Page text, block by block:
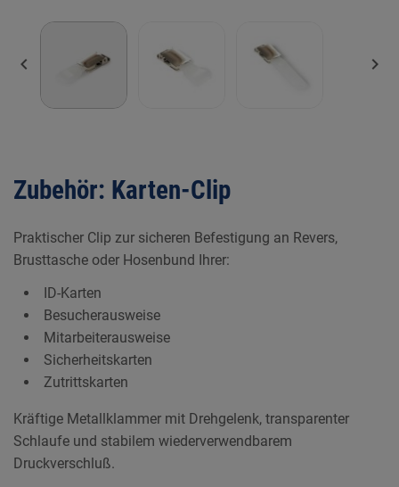
 
Zubehör: Karten-Clip
Praktischer Clip zur sicheren Befestigung an Revers,
Brusttasche oder Hosenbund Ihrer:
ID-Karten
Besucherausweise
Mitarbeiterausweise
Sicherheitskarten
Zutrittskarten
Kräftige Metallklammer mit Drehgelenk, transparenter
Schlaufe und stabilem wiederverwendbarem
Druckverschluß.